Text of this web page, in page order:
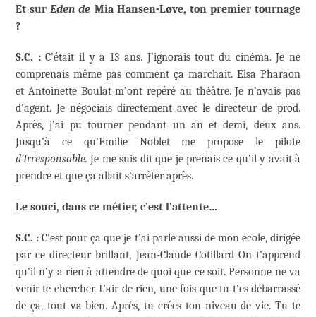
Et surEden de Mia Hansen-Løve, ton premier tournage
?
S.C. :C’était il y a 13 ans. J’ignorais tout du cinéma. Je ne
comprenais même pas comment ça marchait. Elsa Pharaon
et Antoinette Boulat m’ont repéré au théâtre. Je n’avais pas
d’agent. Je négociais directement avec le directeur de prod.
Après, j’ai pu tourner pendant un an et demi, deux ans.
Jusqu’à ce qu’Emilie Noblet me propose le pilote
d’Irresponsable. Je me suis dit que je prenais ce qu’il y avait à
prendre et que ça allait s’arrêter après.
Le souci, dans ce métier, c’est l’attente…
S.C. :C’est pour ça que je t’ai parlé aussi de mon école, dirigée
par ce directeur brillant, Jean-Claude Cotillard On t’apprend
qu’il n’y a rien à attendre de quoi que ce soit. Personne ne va
venir te chercher. L’air de rien, une fois que tu t’es débarrassé
de ça, tout va bien. Après, tu crées ton niveau de vie. Tu te